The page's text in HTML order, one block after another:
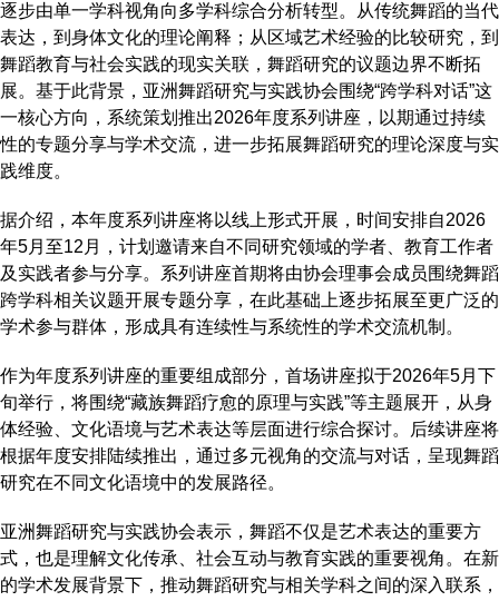
逐步由单一学科视角向多学科综合分析转型。从传统舞蹈的当代
表达，到身体文化的理论阐释；从区域艺术经验的比较研究，到
舞蹈教育与社会实践的现实关联，舞蹈研究的议题边界不断拓
展。基于此背景，亚洲舞蹈研究与实践协会围绕“跨学科对话”这
一核心方向，系统策划推出2026年度系列讲座，以期通过持续
性的专题分享与学术交流，进一步拓展舞蹈研究的理论深度与实
践维度。
据介绍，本年度系列讲座将以线上形式开展，时间安排自2026
年5月至12月，计划邀请来自不同研究领域的学者、教育工作者
及实践者参与分享。系列讲座首期将由协会理事会成员围绕舞蹈
跨学科相关议题开展专题分享，在此基础上逐步拓展至更广泛的
学术参与群体，形成具有连续性与系统性的学术交流机制。
作为年度系列讲座的重要组成部分，首场讲座拟于2026年5月下
旬举行，将围绕“藏族舞蹈疗愈的原理与实践”等主题展开，从身
体经验、文化语境与艺术表达等层面进行综合探讨。后续讲座将
根据年度安排陆续推出，通过多元视角的交流与对话，呈现舞蹈
研究在不同文化语境中的发展路径。
亚洲舞蹈研究与实践协会表示，舞蹈不仅是艺术表达的重要方
式，也是理解文化传承、社会互动与教育实践的重要视角。在新
的学术发展背景下，推动舞蹈研究与相关学科之间的深入联系，